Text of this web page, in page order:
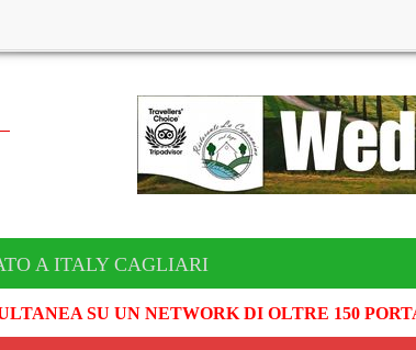
A ITALY CAGLIARI
SU UN NETWORK DI OLTRE 150